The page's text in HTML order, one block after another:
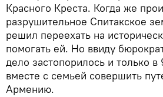
Красного Креста. Когда же
разрушительное Спитакское
решил переехать на
помогать ей. Но ввиду
дело застопорилось и только
вместе с семьей совершить
Армению.